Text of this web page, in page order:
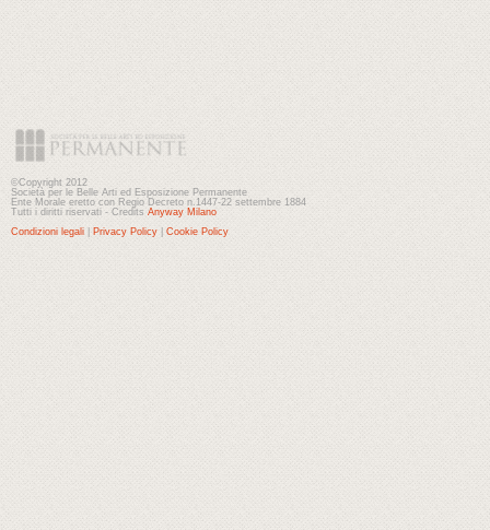
©Copyright 2012
Società per le Belle Arti ed Esposizione Permanente
Ente Morale eretto con Regio Decreto n.1447-22 settembre 1884
Tutti i diritti riservati - Credits Anyway Milano
Condizioni legali
Privacy Policy Cookie Policy